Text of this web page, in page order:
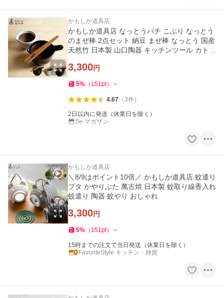
かもしか道具店
かもしか道具店 なっとうバチ こぶり なっとう
のまぜ棒 2点セット 納豆 まぜ棒 なっとう 国産
天然竹 日本製 山口陶器 キッチンツール カトラ
3,300円
5% （ 151pt）
4.67（3件）
2日以内に発送（休業日を除く）
Se-マガザン
かもしか道具店
＼8/9はポイント10倍／ かもしか道具店 蚊遣り
ブタ かやりぶた 萬古焼 日本製 蚊取り線香入れ
蚊遣り 陶器 蚊やり おしゃれ
3,300円
5% （ 151pt）
15時までの注文で当日発送（休業日を除く）
FavoriteStyle キッチン・雑貨